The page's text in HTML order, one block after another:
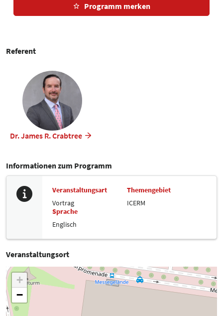
Programm merken
Referent
Dr. James R. Crabtree
Informationen zum Programm
Veranstaltungsart
Vortrag
Themengebiet
ICERM
Sprache
Englisch
Veranstaltungsort
+
−